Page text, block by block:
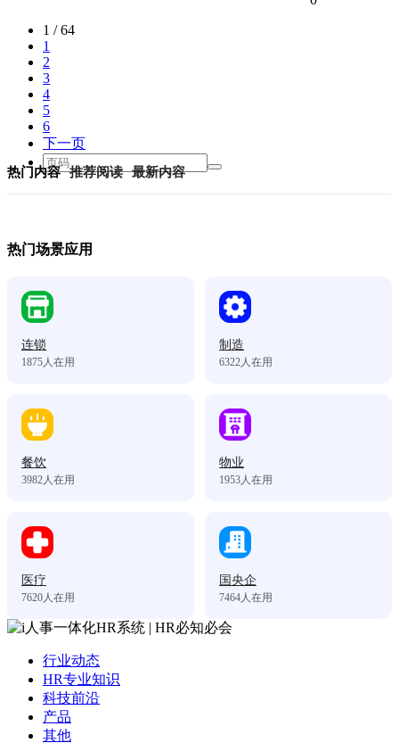
1 / 64
1
2
3
4
5
6
下一页
热门内容 推荐阅读 最新内容
热门场景应用
连锁
1875人在用
制造
6322人在用
餐饮
3982人在用
物业
1953人在用
医疗
7620人在用
国央企
7464人在用
行业动态
HR专业知识
科技前沿
产品
其他